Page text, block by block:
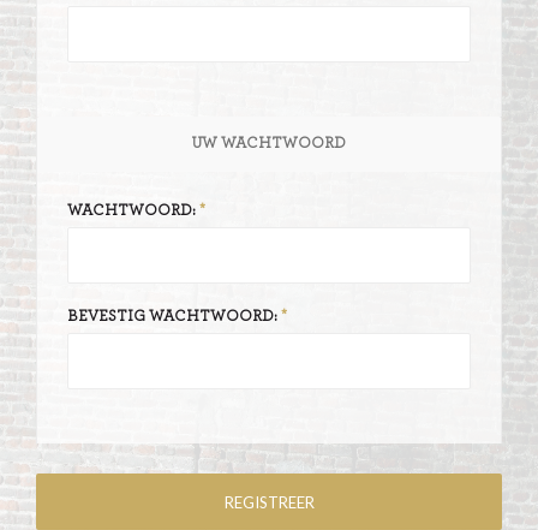
UW WACHTWOORD
WACHTWOORD:
BEVESTIG WACHTWOORD: